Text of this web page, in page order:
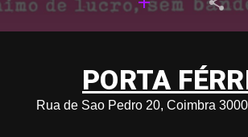
PORTA
Rua de Sao Pedro 20, Coimbra